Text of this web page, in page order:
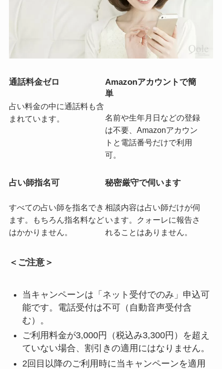
通話料金ゼロ
占い料金の中に通話料も含
まれています。
Amazonアカウントで簡
単
名前や生年月日などの登録
は不要、Amazonアカウン
トと電話番号だけで利用
可。
占い師指名可
すべての占い師を指名でき
ます。もちろん指名料など
はかかりません。
秘密厳守で伺います
相談内容は占い師だけが伺
います。クォーレに報告さ
れることはありません。
＜ご注意＞
当キャンペーンは「ネット受付でのみ」申込可
能です。電話受付は不可（自動音声受付含
む）。
ご利用料金が3,000円（税込み3,300円）を超え
ていない場合、割引きの適用にはなりません。
2回目以降のご利用時に当キャンペーンを適用